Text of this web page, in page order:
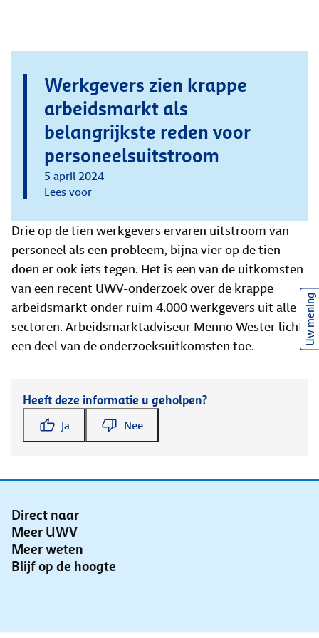
Werkgevers zien krappe
arbeidsmarkt als
belangrijkste reden voor
personeelsuitstroom
5 april 2024
Lees voor
Drie op de tien werkgevers ervaren uitstroom van
personeel als een probleem, bijna vier op de tien
doen er ook iets tegen. Het is een van de uitkomsten
van een recent UWV-onderzoek over de krappe
arbeidsmarkt onder ruim 4.000 werkgevers uit alle
sectoren. Arbeidsmarktadviseur Menno Wester licht
een deel van de onderzoeksuitkomsten toe.
Heeft deze informatie u geholpen?
Ja Nee
Direct naar
Meer UWV
Meer weten
Blijf op de hoogte
Uw mening